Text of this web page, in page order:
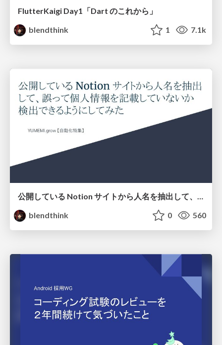
FlutterKaigi Day1「Dart のこれから」
blendthink
1 7.1k
blendthink
0 560